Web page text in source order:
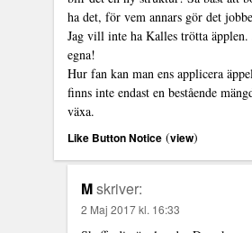
ha det, för vem annars gör det
Jag vill inte ha Kalles trötta äpplen.
egna!
Hur fan kan man ens applicera
finns inte endast en bestående
växa.
Like Button Notice (view)
Mskriver:
2 Maj 2017 kl. 16:33